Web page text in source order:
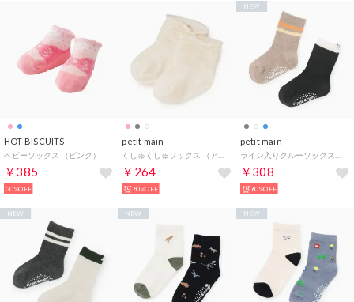
HOT BISCUITS
ベビーソックス （ピンク）
￥385
30%OFF
petit main
￥264
60%OFF
petit main
￥308
NEW
60%OFF
NEW NEW NEW